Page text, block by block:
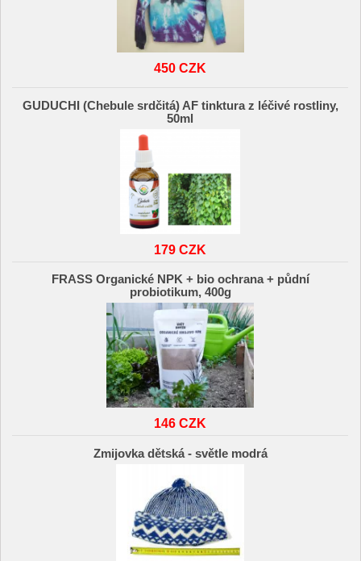
450 CZK
GUDUCHI (Chebule srdčitá) AF tinktura z léčivé rostliny,
50ml
179 CZK
FRASS Organické NPK + bio ochrana + půdní
probiotikum, 400g
146 CZK
Zmijovka dětská - světle modrá